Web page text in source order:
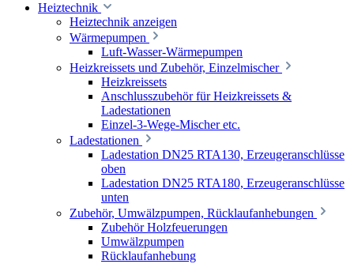
Heiztechnik
Heiztechnik anzeigen
Wärmepumpen
Luft-Wasser-Wärmepumpen
Heizkreissets und Zubehör, Einzelmischer
Heizkreissets
Anschlusszubehör für Heizkreissets &
Ladestationen
Einzel-3-Wege-Mischer etc.
Ladestationen
Ladestation DN25 RTA130, Erzeugeranschlüsse
oben
Ladestation DN25 RTA180, Erzeugeranschlüsse
unten
Zubehör, Umwälzpumpen, Rücklaufanhebungen
Zubehör Holzfeuerungen
Umwälzpumpen
Rücklaufanhebung